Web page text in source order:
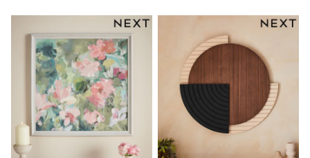
Pyjamas
Robes
Socks & Tights
All Bags & Accessories
Bags
All Occasionwear
All Partywear
Wedding
Dresses
Shoes
Cardigans